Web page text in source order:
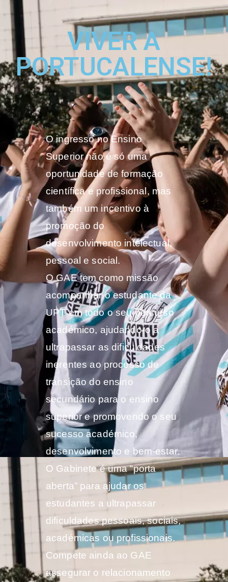
VIVER A
PORTUCALENSE!
O ingresso no Ensino
Superior não é só uma
oportunidade de formação
científica e profissional, mas
também um incentivo à
promoção do
desenvolvimento intelectual,
pessoal e social.
O GAE tem como missão
acompanhar o estudante da
UPT em todo o seu percurso
académico, ajudando-o a
ultrapassar as dificuldades
inerentes ao processo de
transição do ensino
secundário para o ensino
superior e promovendo o seu
sucesso académico,
desenvolvimento e bem-estar.
O Gabinete é uma “porta
aberta” para ajudar os
estudantes a ultrapassar
dificuldades pessoais, sociais,
académicas ou profissionais.
Compete ainda ao GAE
assegurar o relacionamento